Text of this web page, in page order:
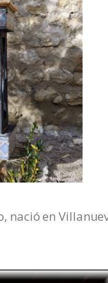
nació en